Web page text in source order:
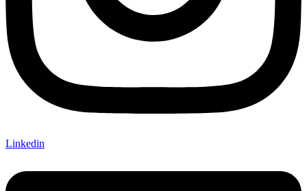
Linkedin